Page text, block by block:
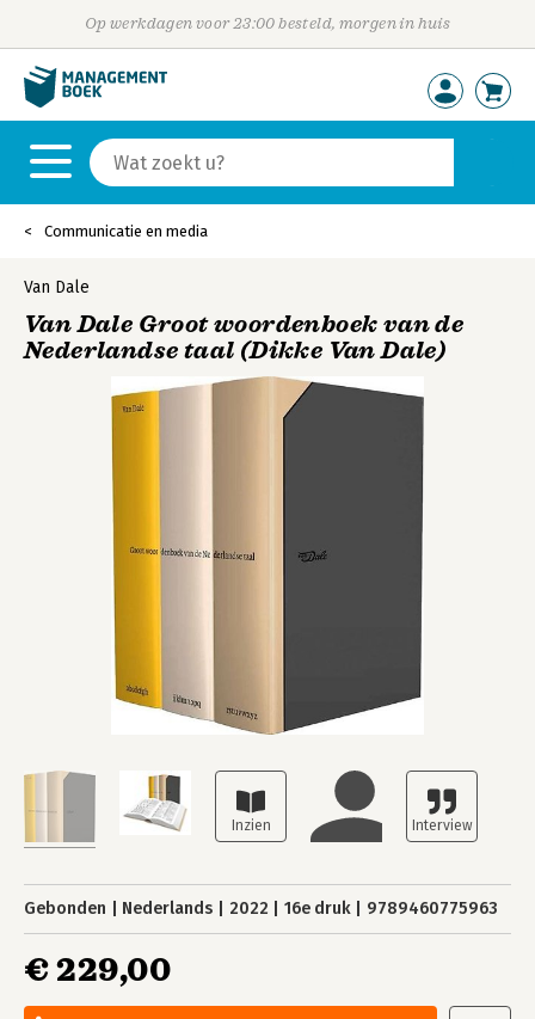
Op werkdagen voor 23:00 besteld, morgen in huis
Communicatie en media
Van Dale
Van Dale Groot woordenboek van de
Nederlandse taal (Dikke Van Dale)
Gebonden Nederlands 2022 16e druk 9789460775963
€ 229,00